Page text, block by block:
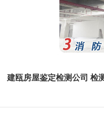
建瓯房屋鉴定检测公司 检